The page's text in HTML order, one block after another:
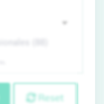
Reset